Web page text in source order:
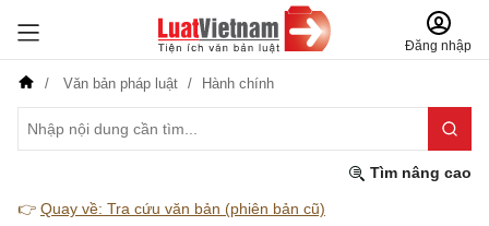
Đăng nhập
Văn bản pháp luật Hành chính
Tìm nâng cao
👉 Quay về: Tra cứu văn bản (phiên bản cũ)